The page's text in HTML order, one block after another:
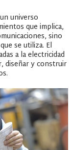
universo
que implica,
sino
se utiliza. El
a la electricidad
diseñar y construir